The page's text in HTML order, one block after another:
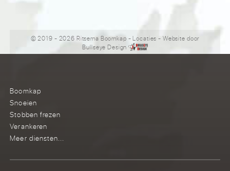
© 2019 - 2026 Ritsema Boomkap -Locaties - Website door
Bullseye Design
Boomkap
Snoeien
Stobben frezen
Verankeren
Meer diensten...